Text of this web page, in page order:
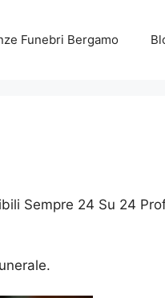
Funebri Bergamo
Sempre 24 Su 24